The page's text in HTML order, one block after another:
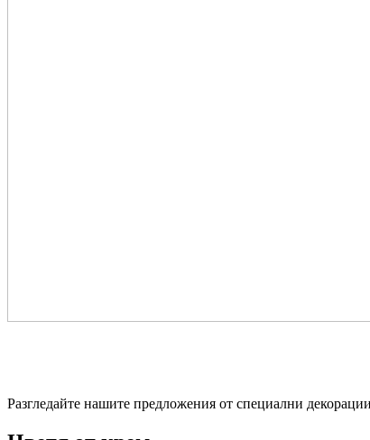
Разгледайте нашите предложения от специални